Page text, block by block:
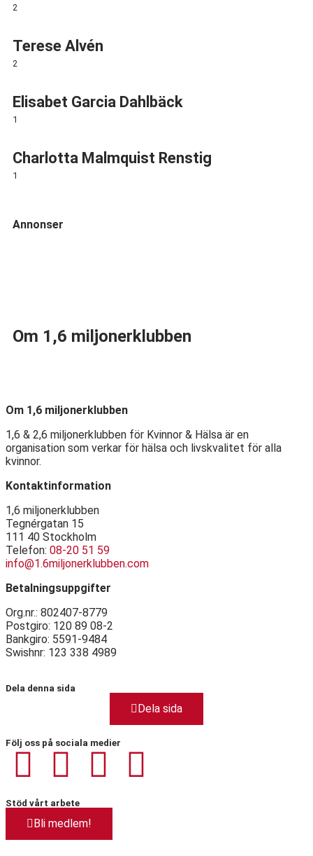
2
Terese Alvén
2
Elisabet Garcia Dahlbäck
1
Charlotta Malmquist Renstig
1
Annonser
Om 1,6 miljonerklubben
Om 1,6 miljonerklubben
1,6 & 2,6 miljonerklubben för Kvinnor & Hälsa är en
organisation som verkar för hälsa och livskvalitet för alla
kvinnor.
Kontaktinformation
1,6 miljonerklubben
Tegnérgatan 15
111 40 Stockholm
Telefon: 08-20 51 59
info@1.6miljonerklubben.com
Betalningsuppgifter
Org.nr.: 802407-8779
Postgiro: 120 89 08-2
Bankgiro: 5591-9484
Swishnr: 123 338 4989
Dela denna sida
Dela sida
Följ oss på sociala medier
Stöd vårt arbete
Bli medlem!